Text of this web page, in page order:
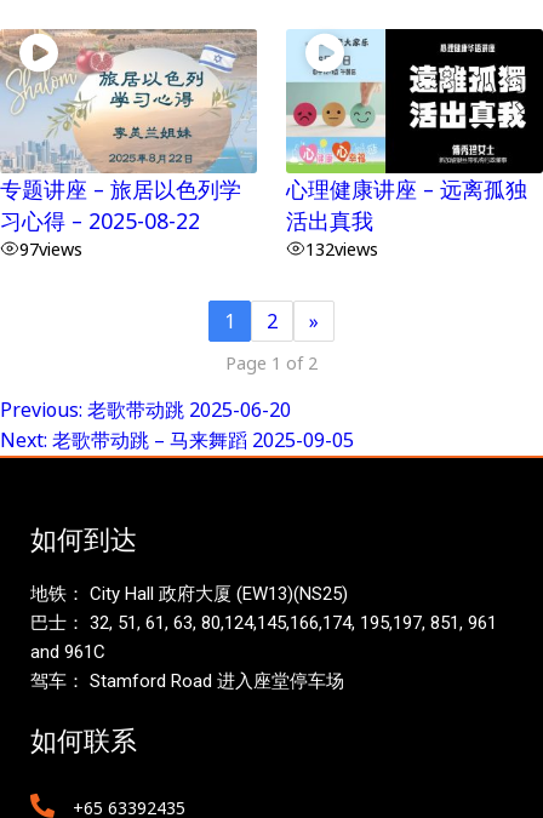
专题讲座 – 旅居以色列学
习心得 – 2025-08-22
97views
心理健康讲座 – 远离孤独
活出真我
132views
1 2 »
Page 1 of 2
Post
Previous: 老歌带动跳 2025-06-20
Next: 老歌带动跳 – 马来舞蹈 2025-09-05
如何到达
地铁： City Hall 政府大厦 (EW13)(NS25)
巴士： 32, 51, 61, 63, 80,124,145,166,174, 195,197, 851, 961
and 961C
驾车： Stamford Road 进入座堂停车场
如何联系
+65 63392435